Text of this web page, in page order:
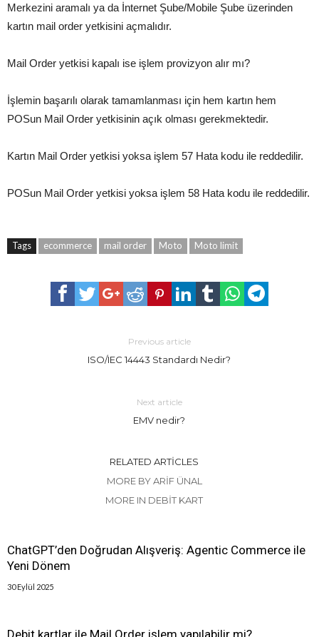
Merkezini aramalı ya da İnternet Şube/Mobile Şube üzerinden
kartın mail order yetkisini açmalıdır.
Mail Order yetkisi kapalı ise işlem provizyon alır mı?
İşlemin başarılı olarak tamamlanması için hem kartın hem
POSun Mail Order yetkisinin açık olması gerekmektedir.
Kartın Mail Order yetkisi yoksa işlem 57 Hata kodu ile reddedilir.
POSun Mail Order yetkisi yoksa işlem 58 Hata kodu ile reddedilir.
Tags ecommerce mail order Moto Moto limit
Previous article
ISO/IEC 14443 Standardı Nedir?
Next article
EMV nedir?
RELATED ARTICLES
MORE BY ARIF ÜNAL
MORE IN DEBIT KART
ChatGPT’den Doğrudan Alışveriş: Agentic Commerce ile
Yeni Dönem
30 Eylül 2025
Debit kartlar ile Mail Order işlem yapılabilir mi?